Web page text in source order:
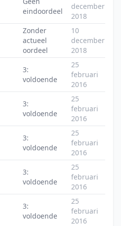
eindoordeel
december
2018
Zonder
actueel
oordeel
10
december
2018
3:
voldoende
25
februari
2016
3:
voldoende
25
februari
2016
3:
voldoende
25
februari
2016
3:
voldoende
25
februari
2016
3:
voldoende
25
februari
2016